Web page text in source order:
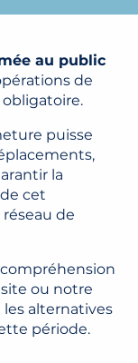
au public
de
puisse
la
cet
de
ou notre
alternatives
période.